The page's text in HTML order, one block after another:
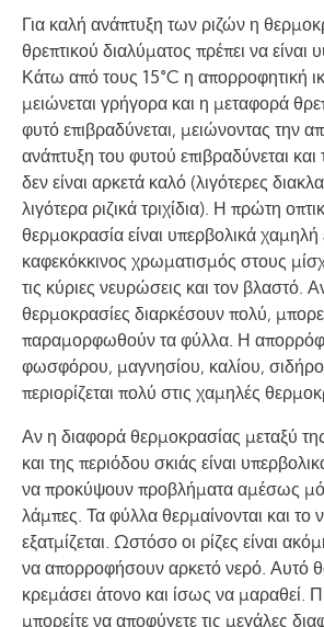
Για καλή ανάπτυξη των ριζών η
θρεπτικού διαλύματος πρέπει να
Κάτω από τους 15°C η απορροφητική
μειώνεται γρήγορα και η μεταφορά
φυτό επιβραδύνεται, μειώνοντας την
ανάπτυξη του φυτού επιβραδύνεται και
δεν είναι αρκετά καλό (λιγότερες
λιγότερα ριζικά τριχίδια). Η πρώτη
θερμοκρασία είναι υπερβολικά χαμηλή
καφεκόκκινος χρωματισμός στους
τις κύριες νευρώσεις και τον βλαστό.
θερμοκρασίες διαρκέσουν πολύ,
παραμορφωθούν τα φύλλα. Η
φωσφόρου, μαγνησίου, καλίου,
περιορίζεται πολύ στις χαμηλές
Αν η διαφορά θερμοκρασίας μεταξύ
και της περιόδου σκιάς είναι
να προκύψουν προβλήματα αμέσως
λάμπες. Τα φύλλα θερμαίνονται και το
εξατμίζεται. Ωστόσο οι ρίζες είναι
να απορροφήσουν αρκετό νερό. Αυτό
κρεμάσει άτονο και ίσως να μαραθεί.
μπορείτε να αποφύγετε τις μεγάλες